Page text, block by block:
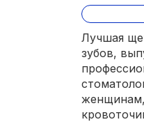
Лучшая
зубов,
женщинам,